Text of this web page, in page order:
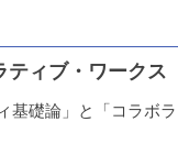
ティブ・ワークス
基礎論」と「コラボラ